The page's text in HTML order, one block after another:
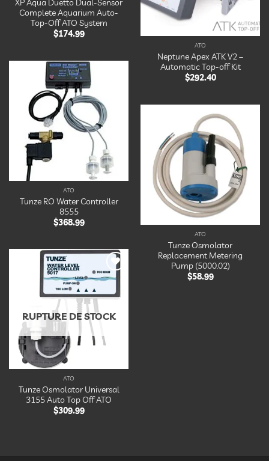
Complete Aquarium Auto-
Top-Off ATO System
$174.99
ATO
Neptune Apex ATK V2 –
Automatic Top-off Kit
$292.40
liste
d’envies
ATO
Tunze RO Water Controller
8555
$368.99
Ajouter
à la
liste
d’envies
ATO
Tunze Osmolator
Replacement Metering
Pump (5000.02)
$58.99
Ajouter
liste
RUPTURE DE STOCK
ATO
Tunze Osmolator Universal
3155 Auto Top Off ATO
$309.99